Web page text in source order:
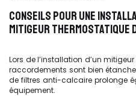
CONSEILS POUR UNE
MITIGEUR THERMOSTATIQUE
Lors de l’installation d’un
raccordements sont bien
de filtres anti-calcaire prolonge
équipement.